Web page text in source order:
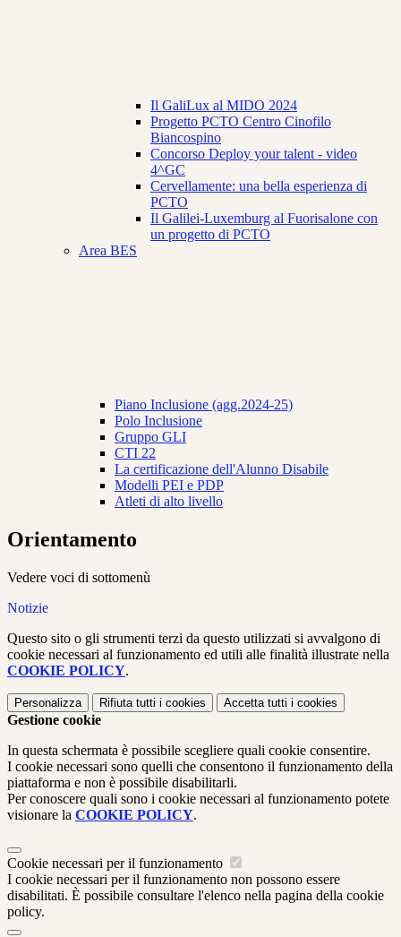
Il GaliLux al MIDO 2024
Progetto PCTO Centro Cinofilo
Biancospino
Concorso Deploy your talent - video
4^GC
Cervellamente: una bella esperienza di
PCTO
Il Galilei-Luxemburg al Fuorisalone con
un progetto di PCTO
Area BES
Piano Inclusione (agg.2024-25)
Polo Inclusione
Gruppo GLI
CTI 22
La certificazione dell'Alunno Disabile
Modelli PEI e PDP
Atleti di alto livello
Orientamento
Vedere voci di sottomenù
Notizie
Questo sito o gli strumenti terzi da questo utilizzati si avvalgono di
cookie necessari al funzionamento ed utili alle finalità illustrate nella
COOKIE POLICY.
Personalizza Rifiuta tutti i cookies Accetta tutti i cookies
Gestione cookie
In questa schermata è possibile scegliere quali cookie consentire.
I cookie necessari sono quelli che consentono il funzionamento della
piattaforma e non è possibile disabilitarli.
Per conoscere quali sono i cookie necessari al funzionamento potete
visionare la COOKIE POLICY.
Cookie necessari per il funzionamento
I cookie necessari per il funzionamento non possono essere
disabilitati. È possibile consultare l'elenco nella pagina della cookie
policy.